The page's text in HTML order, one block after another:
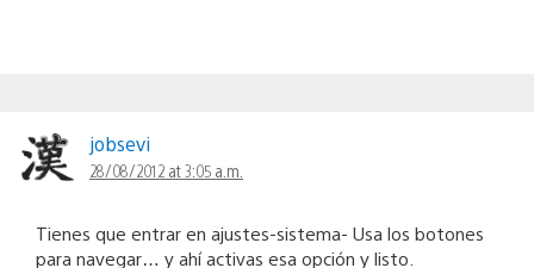
jobsevi
28/08/2012 at 3:05 a.m.
Tienes que entrar en ajustes-sistema- Usa los botones
para navegar… y ahí activas esa opción y listo.